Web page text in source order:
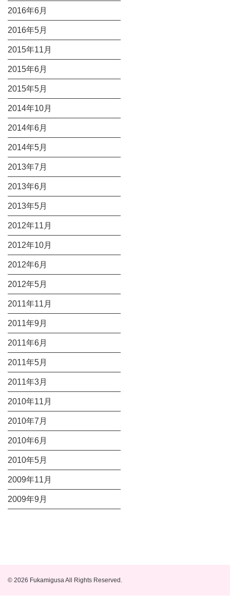
2016年6月
2016年5月
2015年11月
2015年6月
2015年5月
2014年10月
2014年6月
2014年5月
2013年7月
2013年6月
2013年5月
2012年11月
2012年10月
2012年6月
2012年5月
2011年11月
2011年9月
2011年6月
2011年5月
2011年3月
2010年11月
2010年7月
2010年6月
2010年5月
2009年11月
2009年9月
© 2026 Fukamigusa All Rights Reserved.